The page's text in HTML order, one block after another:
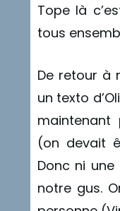
Tope là
tous
De retour à
un texto
(on devait
Donc ni
notre gus.